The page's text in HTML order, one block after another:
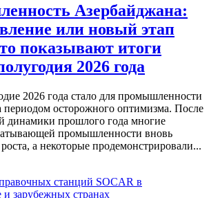
Азербайджана:
или новый этап
показывают итоги
2026 года
2026 года стало для промышленности
периодом осторожного оптимизма. После
динамики прошлого года многие
промышленности вновь
а некоторые продемонстрировали...